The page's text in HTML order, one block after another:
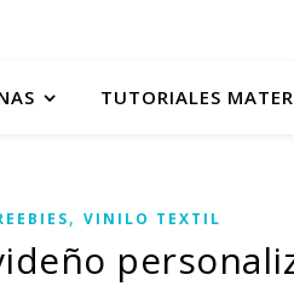
TUTORIALES
, VINILO TEXTIL